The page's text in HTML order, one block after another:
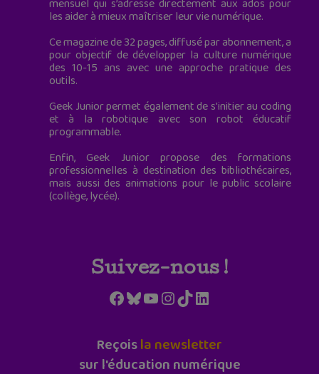
mensuel qui s’adresse directement aux ados pour
les aider à mieux maîtriser leur vie numérique.
Ce magazine de 32 pages, diffusé par abonnement, a
pour objectif de développer la culture numérique
des 10-15 ans avec une approche pratique des
outils.
Geek Junior permet également de s'initier au coding
et à la robotique avec son robot éducatif
programmable.
Enfin, Geek Junior propose des formations
professionnelles à destination des bibliothécaires,
mais aussi des animations pour le public scolaire
(collège, lycée).
Suivez-nous !
Facebook
Bluesky
YouTube
Instagram
TikTokLinkedIn
Reçoisla newsletter
sur l'éducation numérique